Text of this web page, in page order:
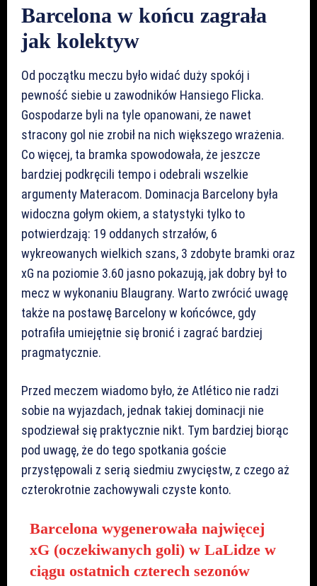
Barcelona w końcu zagrała
jak kolektyw
Od początku meczu było widać duży spokój i
pewność siebie u zawodników Hansiego Flicka.
Gospodarze byli na tyle opanowani, że nawet
stracony gol nie zrobił na nich większego wrażenia.
Co więcej, ta bramka spowodowała, że jeszcze
bardziej podkręcili tempo i odebrali wszelkie
argumenty Materacom. Dominacja Barcelony była
widoczna gołym okiem, a statystyki tylko to
potwierdzają: 19 oddanych strzałów, 6
wykreowanych wielkich szans, 3 zdobyte bramki oraz
xG na poziomie 3.60 jasno pokazują, jak dobry był to
mecz w wykonaniu Blaugrany. Warto zwrócić uwagę
także na postawę Barcelony w końcówce, gdy
potrafiła umiejętnie się bronić i zagrać bardziej
pragmatycznie.
Przed meczem wiadomo było, że Atlético nie radzi
sobie na wyjazdach, jednak takiej dominacji nie
spodziewał się praktycznie nikt. Tym bardziej biorąc
pod uwagę, że do tego spotkania goście
przystępowali z serią siedmiu zwycięstw, z czego aż
czterokrotnie zachowywali czyste konto.
Barcelona wygenerowała najwięcej
xG (oczekiwanych goli) w LaLidze w
ciągu ostatnich czterech sezonów